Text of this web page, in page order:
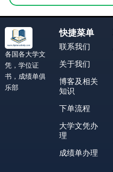
各国各大学文
凭，学位证
书，成绩单俱
乐部
快捷菜单
联系我们
关于我们
博客及相关
知识
下单流程
大学文凭办
理
成绩单办理